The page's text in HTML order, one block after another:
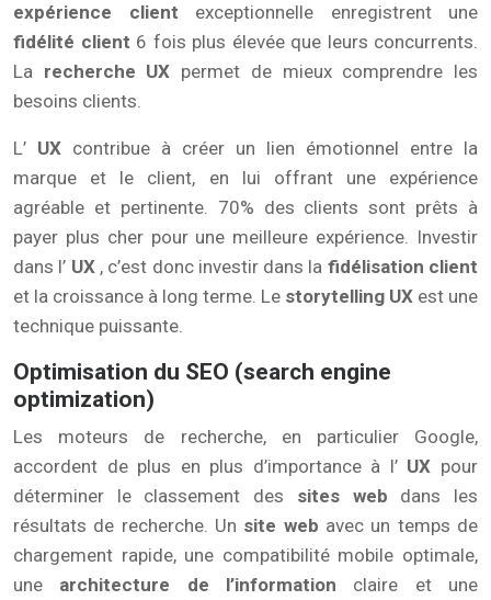
expérience client exceptionnelle enregistrent une
fidélité client 6 fois plus élevée que leurs concurrents.
La recherche UX permet de mieux comprendre les
besoins clients.
L’ UX contribue à créer un lien émotionnel entre la
marque et le client, en lui offrant une expérience
agréable et pertinente. 70% des clients sont prêts à
payer plus cher pour une meilleure expérience. Investir
dans l’ UX , c’est donc investir dans la fidélisation client
et la croissance à long terme. Le storytelling UX est une
technique puissante.
Optimisation du SEO (search engine
optimization)
Les moteurs de recherche, en particulier Google,
accordent de plus en plus d’importance à l’ UX pour
déterminer le classement des sites web dans les
résultats de recherche. Un site web avec un temps de
chargement rapide, une compatibilité mobile optimale,
une architecture de l’information claire et une